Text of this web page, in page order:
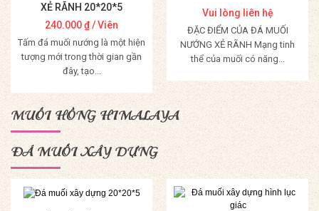
XẺ RÃNH 20*20*5
240.000₫/ Viên
Tấm đá muối nướng là một hiện
tượng mới trong thời gian gần
đây, tạo...
Mua Hàng
Vui lòng liên hệ
ĐẶC ĐIỂM CỦA ĐÁ MUỐI
NƯỚNG XẺ RÃNH Mạng tinh
thể của muối có năng...
Mua Hàng
MUỐI HỒNG HIMALAYA
ĐÁ MUỐI XÂY DỰNG